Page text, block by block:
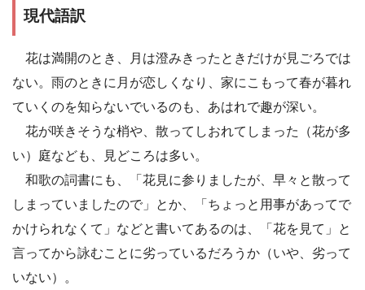
現代語訳
花は満開のとき、月は澄みきったときだけが見ごろでは
ない。雨のときに月が恋しくなり、家にこもって春が暮れ
ていくのを知らないでいるのも、あはれで趣が深い。
花が咲きそうな梢や、散ってしおれてしまった（花が多
い）庭なども、見どころは多い。
和歌の詞書にも、「花見に参りましたが、早々と散って
しまっていましたので」とか、「ちょっと用事があってで
かけられなくて」などと書いてあるのは、「花を見て」と
言ってから詠むことに劣っているだろうか（いや、劣って
いない）。